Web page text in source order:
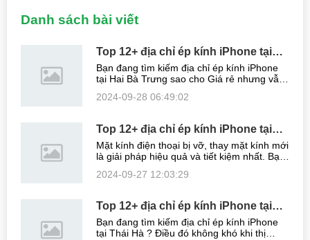
Danh sách bài viết
Top 12+ địa chỉ ép kính iPhone tại
Hai Bà Trưng Uy tín, Giá rẻ nhất hiện
nay
Bạn đang tìm kiếm địa chỉ ép kính iPhone
tại Hai Bà Trưng sao cho Giá rẻ nhưng vẫn
tôi sẽ giới thiệu đến bạn những địa chỉ ép
2024-09-28 06:49:02
Top 12+ địa chỉ ép kính iPhone tại
Cầu Giấy Uy tín, Giá rẻ, Lấy ngay
Mặt kính điện thoại bị vỡ, thay mặt kính mới
là giải pháp hiệu quả và tiết kiệm nhất. Bạn
Cầu Giấy nhưng chưa biết đâu mới là địa
2024-09-27 12:03:29
Top 12+ địa chỉ ép kính iPhone tại
Thái Hà Uy tín, Giá rẻ nhất
Bạn đang tìm kiếm địa chỉ ép kính iPhone
tại Thái Hà ? Điều đó không khó khi thị